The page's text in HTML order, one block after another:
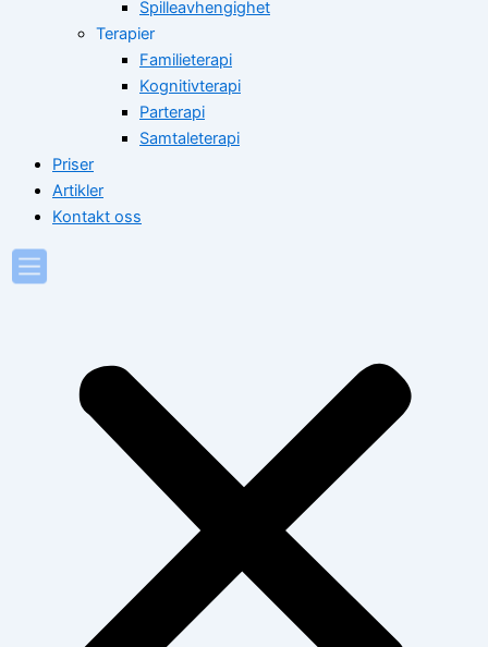
Spilleavhengighet
Terapier
Familieterapi
Kognitivterapi
Parterapi
Samtaleterapi
Priser
Artikler
Kontakt oss